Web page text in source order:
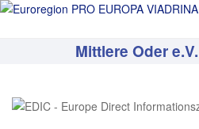
Mittlere Oder e.V.